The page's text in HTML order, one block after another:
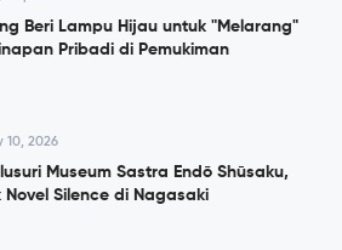
Beri Lampu Hijau untuk "Melarang"
Pribadi di Pemukiman
10, 2026
Museum Sastra Endō Shūsaku,
Novel Silence di Nagasaki